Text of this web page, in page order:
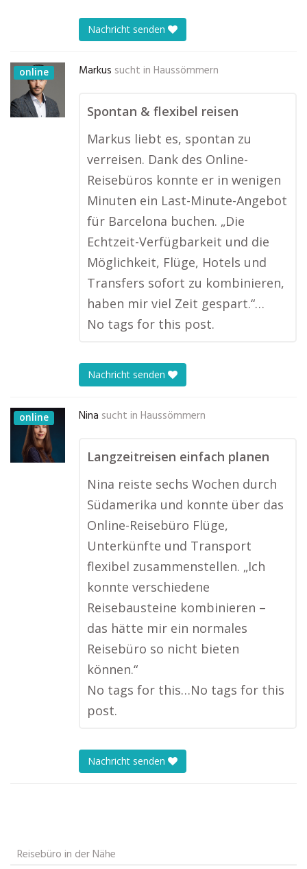
Nachricht senden
online Markus sucht in Haussömmern
Spontan & flexibel reisen
Markus liebt es, spontan zu
verreisen. Dank des Online-
Reisebüros konnte er in wenigen
Minuten ein Last-Minute-Angebot
für Barcelona buchen. „Die
Echtzeit-Verfügbarkeit und die
Möglichkeit, Flüge, Hotels und
Transfers sofort zu kombinieren,
haben mir viel Zeit gespart.“…
No tags for this post.
Nachricht senden
online Nina sucht in Haussömmern
Langzeitreisen einfach planen
Nina reiste sechs Wochen durch
Südamerika und konnte über das
Online-Reisebüro Flüge,
Unterkünfte und Transport
flexibel zusammenstellen. „Ich
konnte verschiedene
Reisebausteine kombinieren –
das hätte mir ein normales
Reisebüro so nicht bieten
können.“
No tags for this…No tags for this
post.
Nachricht senden
Reisebüro in der Nähe